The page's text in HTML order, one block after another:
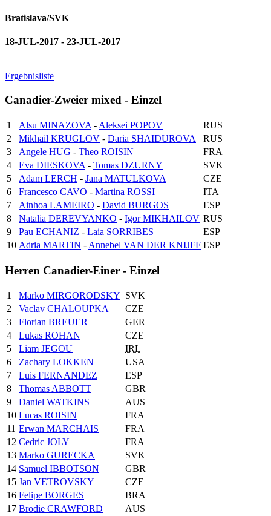
Bratislava/SVK
18-JUL-2017 - 23-JUL-2017
Ergebnisliste
Canadier-Zweier mixed - Einzel
1 Alsu MINAZOVA - Aleksei POPOV
RUS
2
Mikhail KRUGLOV - Daria SHAIDUROVA
RUS
3
Angele HUG - Theo ROISIN
FRA
4
Eva DIESKOVA - Tomas DZURNY
SVK
5
Adam LERCH - Jana MATULKOVA
CZE
6
Francesco CAVO - Martina ROSSI
ITA
7
Ainhoa LAMEIRO - David BURGOS
ESP
8
Natalia DEREVYANKO - Igor MIKHAILOV RUS
9
Pau ECHANIZ - Laia SORRIBES
ESP
10 Adria MARTIN - Annebel VAN DER KNIJFF ESP
Herren Canadier-Einer - Einzel
1 Marko MIRGORODSKY SVK
2
Vaclav CHALOUPKA
CZE
3
Florian BREUER
GER
4
Lukas ROHAN
CZE
5
Liam JEGOU
IRL
6
Zachary LOKKEN
USA
7
Luis FERNANDEZ
ESP
8
Thomas ABBOTT
GBR
9
Daniel WATKINS
AUS
10 Lucas ROISIN
FRA
11 Erwan MARCHAIS
FRA
12 Cedric JOLY
FRA
13 Marko GURECKA
SVK
14 Samuel IBBOTSON
GBR
15 Jan VETROVSKY
CZE
16 Felipe BORGES
BRA
17 Brodie CRAWFORD
AUS